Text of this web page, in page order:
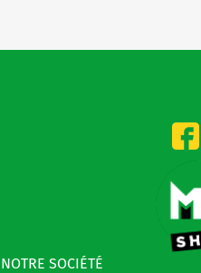
NOTRE SOCIÉTÉ